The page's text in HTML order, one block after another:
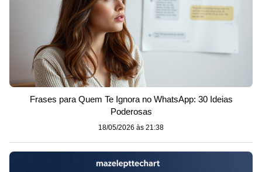
Frases para Quem Te Ignora no WhatsApp: 30 Ideias
Poderosas
18/05/2026 às 21:38